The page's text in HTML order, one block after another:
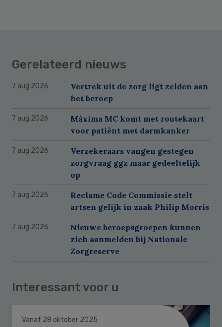
Gerelateerd nieuws
7 aug 2026
Vertrek uit de zorg ligt zelden aan
het beroep
7 aug 2026
Máxima MC komt met routekaart
voor patiënt met darmkanker
7 aug 2026
Verzekeraars vangen gestegen
zorgvraag ggz maar gedeeltelijk
op
7 aug 2026
Reclame Code Commissie stelt
artsen gelijk in zaak Philip Morris
7 aug 2026
Nieuwe beroepsgroepen kunnen
zich aanmelden bij Nationale
Zorgreserve
Interessant voor u
Vanaf 28 oktober 2025